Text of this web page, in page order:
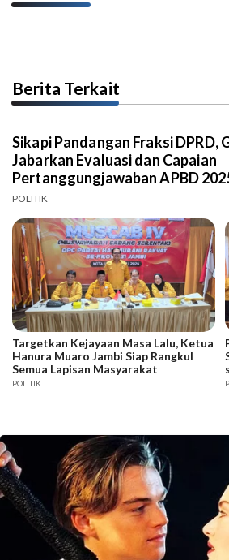
Berita Terkait
Sikapi Pandangan Fraksi DPRD,
Jabarkan Evaluasi dan Capaian
Pertanggungjawaban APBD
POLITIK
Targetkan Kejayaan Masa Lalu, Ketua
Hanura Muaro Jambi Siap Rangkul
Semua Lapisan Masyarakat
POLITIK